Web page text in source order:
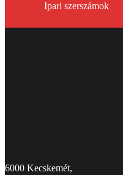
Ipari szerszámok
6000 Kecskemét,